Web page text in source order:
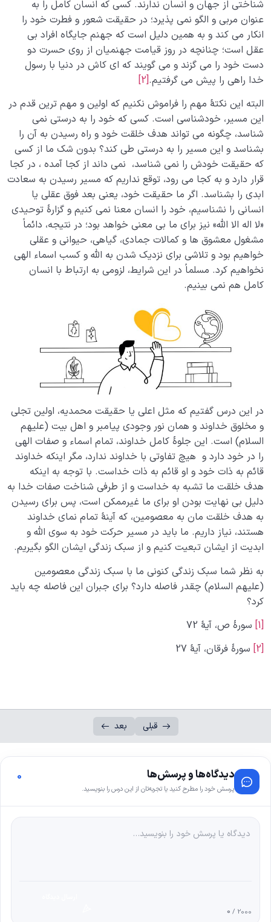
شناختی از جهان و انسان ندارند. کسی که انسان کامل را به
عنوان مربی و الگو نمی پذیرد؛ در حقیقت شعور و فطرت خود را
انکار می کند و به همین دلیل است که جهنم جایگاه افراد بی
عقل است؛ چنانچه در روز قیامت جهنمیان از روی حسرت دو
دست خود را می گزند و می گویند که ای کاش در دنیا با رسول
خدا راهی را پیش می گرفتیم.[2]
البته این نکتۀ مهم را فراموش نکنیم که اولین و مهم ترین قدم در
این مسیر، خودشناسی است. کسی که خود را به درستی نمی
شناسد، چگونه می تواند هدف خلقت خود و راه رسیدن به آن را
بشناسد و این مسیر را به درستی طی کند؟ بدون شک ما از کسی
که حقیقت خودش را نمی شناسد، نمی داند از کجا آمده ، در کجا
قرار دارد و به کجا می رود، توقع نداریم که مسیر رسیدن به سعادت
ابدی را بشناسد. اگر ما حقیقت خود، یعنی بعد فوق عقلی یا
انسانی را نشناسیم، خود را انسان معنا نمی کنیم و گزارۀ توحیدی
«لا اله الا الله» نیز برای ما بی معنی خواهد بود؛ در نتیجه، دائماً
مشغول معشوق ها و کمالات جمادی، گیاهی، حیوانی و عقلی
خواهیم بود و تلاشی برای نزدیک شدن به الله و کسب اسماء الهی
نخواهیم کرد. مسلماً در این شرایط، لزومی به ارتباط با انسان
کامل هم نمی بینیم.
در این درس گفتیم که مثل اعلی یا حقیقت محمدیه، اولین تجلی
و مخلوق خداوند و همان نور وجودی پیامبر و اهل بیت (علیهم
السلام) است. این جلوۀ کامل خداوند، تمام اسماء و صفات الهی
را در خود دارد و هیچ تفاوتی با خداوند ندارد، مگر اینکه خداوند
قائم به ذات خود و او قائم به ذات خداست. با توجه به اینکه
هدف خلقت ما تشبه به خداست و از طرفی شناخت صفات خدا به
دلیل بی نهایت بودن او برای ما غیرممکن است، پس برای رسیدن
به هدف خلقت مان به معصومین، که آینۀ تمام نمای خداوند
هستند، نیاز داریم. ما باید در مسیر حرکت خود به سوی الله و
ابدیت از ایشان تبعیت کنیم و از سبک زندگی ایشان الگو بگیریم.
به نظر شما سبک زندگی کنونی ما با سبک زندگی معصومین
(علیهم السلام) چقدر فاصله دارد؟ برای جبران این فاصله چه باید
کرد؟
[1]
سورۀ ص، آیۀ 72
[2]
سورۀ فرقان، آیۀ 27
قبلی بعد
دیدگاه‌ها و پرسش‌ها
پرسش خود را مطرح کنید یا تجربه‌تان از این درس را بنویسید.
0
0 / 2000